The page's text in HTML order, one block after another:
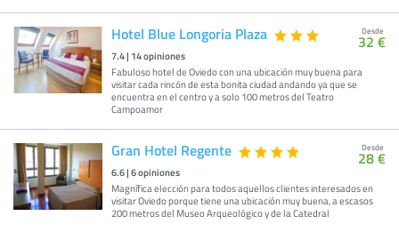
Hotel Blue Longoria Plaza
7.4| 14opiniones
Fabuloso hotel de Oviedo con una ubicación muy buena para
visitar cada rincón de esta bonita ciudad andando ya que se
encuentra en el centro y a solo 100 metros del Teatro
Campoamor
Desde
32 €
Gran Hotel Regente
6.6|6opiniones
Magnífica elección para todos aquellos clientes interesados en
visitar Oviedo porque tiene una ubicación muy buena, a escasos
200 metros del Museo Arqueológico y de la Catedral
Desde
28 €